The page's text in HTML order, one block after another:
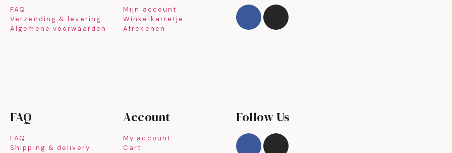
FAQ
Verzending & levering
Algemene voorwaarden
Mijn account
Winkelkarretje
Afrekenen
FAQ
FAQ
Shipping & delivery
Account
My account
Cart
Follow Us